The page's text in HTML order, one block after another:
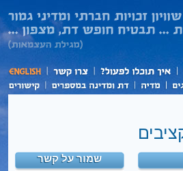
שמור על קשר